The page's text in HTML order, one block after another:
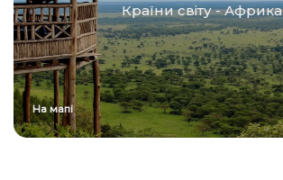
Країни світу-Африка
На мапі